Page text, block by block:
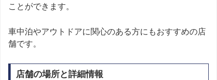
ことができます。
車中泊やアウトドアに関心のある方にもおすすめの店
舗です。
店舗の場所と詳細情報